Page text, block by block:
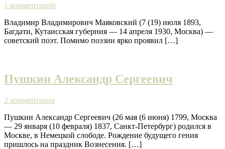
1 комментарий
Владимир Владимирович Маяковский (7 (19) июля 1893,
Багдати, Кутаисская губерния — 14 апреля 1930, Москва) —
советский поэт. Помимо поэзии ярко проявил […]
Пушкин Александр Сергеевич
2 комментария
Пушкин Александр Сергеевич (26 мая (6 июня) 1799, Москва
— 29 января (10 февраля) 1837, Санкт-Петербург) родился в
Москве, в Немецкой слободе. Рождение будущего гения
пришлось на праздник Вознесения. […]